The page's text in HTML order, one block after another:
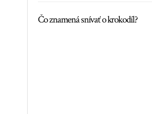
Čo znamená snívať o krokodíl?